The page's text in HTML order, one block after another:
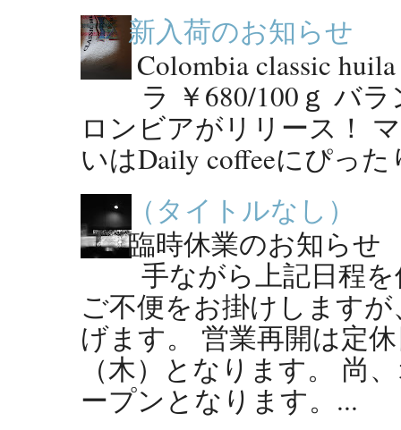
新入荷のお知らせ
Colombia classic
ラ ￥680/100ｇ バ
ロンビアがリリース！
いはDaily coffeeにぴった
（タイトルなし）
臨時休業のお知らせ
手ながら上記日程
ご不便をお掛けします
げます。 営業再開は定
（木）となります。 尚
ープンとなります。...